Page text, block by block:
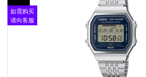
如需购买
请向客服